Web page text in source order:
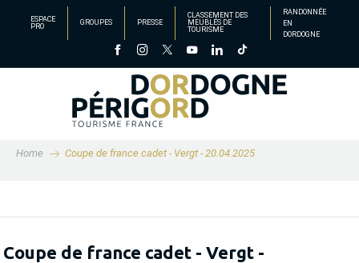
principal
ESPACE
PRO
GROUPES PRESSE
CLASSEMENT DES
MEUBLÉS DE
TOURISME
RANDONNÉE
EN
DORDOGNE
Home Coupe de france cadet - Vergt - 20.04.2025
Coupe de france cadet - Vergt -